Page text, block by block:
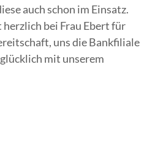
auch schon im Einsatz.
bei Frau Ebert für
uns die Bankfiliale
mit unserem